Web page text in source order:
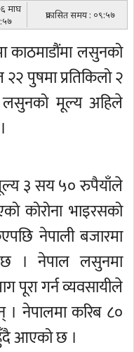
माघ
प्रकासित समय : ०९:५७
काठमाडौंमा लसुनको
पुषमा प्रतिकिलो २
मूल्य अहिले
३ सय ५० रुपैयाँले
कोरोना भाइरसको
नेपाली बजारमा
। नेपाल लसुनमा
पूरा गर्न व्यवसायीले
नेपालमा करिब ८०
आएको छ ।